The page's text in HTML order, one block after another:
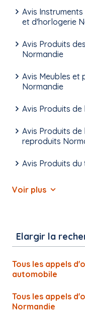
Avis
et d'horlogerie
Avis Produits
Normandie
Avis Meubles et
Normandie
Avis Produits
Avis Produits de
reproduits
Avis Produits
Voir plus
Elargir la
Tous les appels
automobile
Tous les appels
Normandie